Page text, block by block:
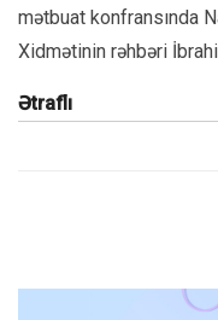
mətbuat konfransında
Xidmətinin rəhbəri
Ətraflı